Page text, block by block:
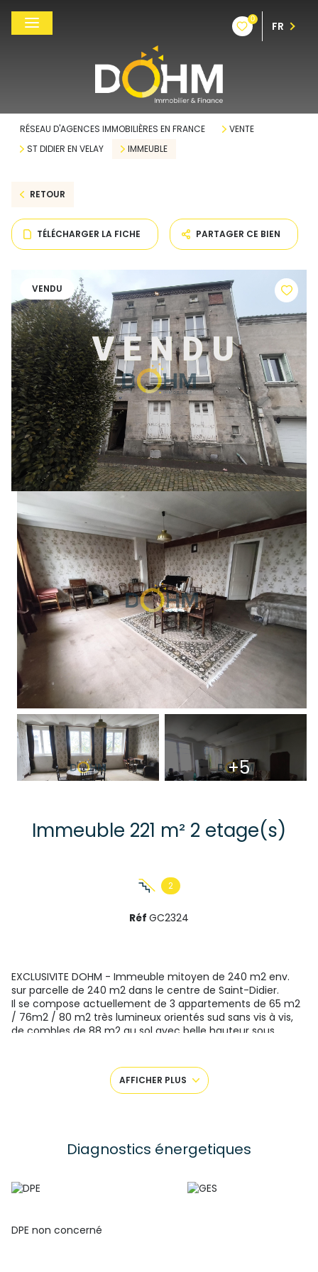
0
FR
RÉSEAU D'AGENCES IMMOBILIÈRES EN FRANCE
VENTE
ST DIDIER EN VELAY
IMMEUBLE
RETOUR
TÉLÉCHARGER LA FICHE PARTAGER CE BIEN
VENDU
+5
Immeuble 221 m² 2 etage(s)
2
Réf GC2324
EXCLUSIVITE DOHM - Immeuble mitoyen de 240 m2 env.
sur parcelle de 240 m2 dans le centre de Saint-Didier.
Il se compose actuellement de 3 appartements de 65 m2
/ 76m2 / 80 m2 très lumineux orientés sud sans vis à vis,
de combles de 88 m2 au sol avec belle hauteur sous
offrent une base pour une RENOVATION INTEGRALE
(PLANCHERS, isolation, électricité, plomberie, chauffage....)
Quelques menuiseries sont en double vitrage PVC.
valorisation après travaux.
Visites avec Christine GHAZAL / O6 50 45 27 10
AFFICHER PLUS
Diagnostics énergetiques
DPE non concerné